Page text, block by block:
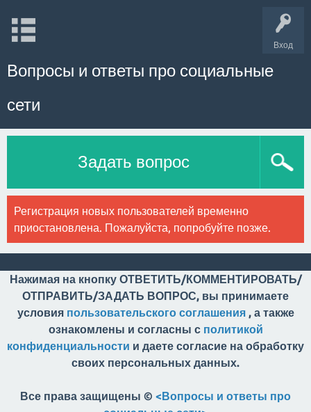
Вход
Вопросы и ответы про социальные
сети
Задать вопрос
Регистрация новых пользователей временно
приостановлена. Пожалуйста, попробуйте позже.
Нажимая на кнопку ОТВЕТИТЬ/КОММЕНТИРОВАТЬ/
ОТПРАВИТЬ/ЗАДАТЬ ВОПРОС, вы принимаете
условия пользовательского соглашения, а также
ознакомлены и согласны с политикой
конфиденциальности и даете согласие на обработку
своих персональных данных.
Все права защищены © <Вопросы и ответы про